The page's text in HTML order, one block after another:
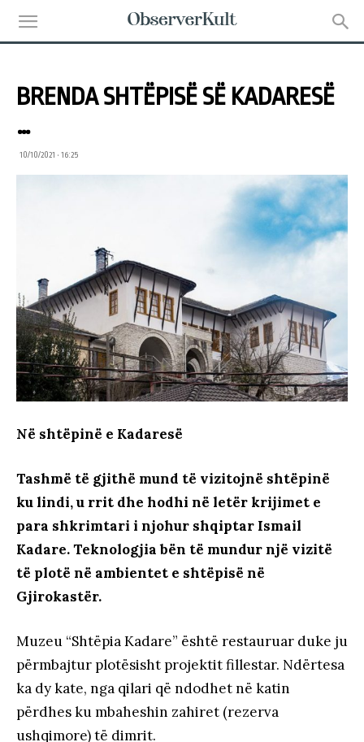
BRENDA SHTËPISË SË KADARESË
…
10/10/2021 • 16:25
Në shtëpinë e Kadaresë
Tashmë të gjithë mund të vizitojnë shtëpinë
ku lindi, u rrit dhe hodhi në letër krijimet e
para shkrimtari i njohur shqiptar Ismail
Kadare. Teknologjia bën të mundur një vizitë
të plotë në ambientet e shtëpisë në
Gjirokastër.
Muzeu “Shtëpia Kadare” është restauruar duke ju
përmbajtur plotësisht projektit fillestar. Ndërtesa
ka dy kate, nga qilari që ndodhet në katin
përdhes ku mbaheshin zahiret (rezerva
ushqimore) të dimrit.